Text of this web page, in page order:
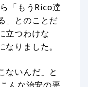
「もうRico達
」とのことだ
立つわけな
りました。
ないんだ」と